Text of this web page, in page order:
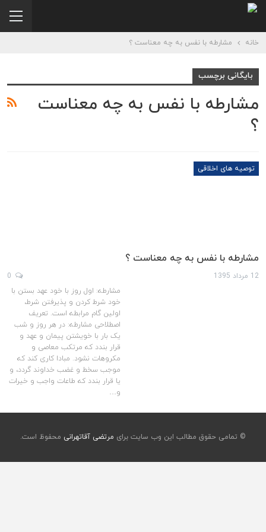
خانه مشارطه با نفس به چه معناست ؟
بایگانی برچسب
مشارطه با نفس به چه معناست
؟
توصیه های اخلاقی
مشارطه با نفس به چه معناست ؟
12 مرداد 1395
مشارطه: اول روز با خود عهد بستن با
خود شرط کردن و پذیرفتن شرط،
اولین گام مرابطه است. تعریف
اصطلاحی مشارطه: در هر روز و شب
یک بار با خویشتن پیمان و عهد و
قرار بندد که مرتکب معاصی و
مکروهات نشود. مبادا کاری کند که
موجب سخط و غضب خداوند گردد، و
یا قرار بندد که طاعات واجب و خیرات
و…
© تمامی حقوق مطالب این وب سایت برای مرتضی آقاتهرانی محفوظ است.